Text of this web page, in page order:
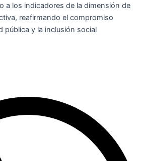
a los indicadores de la dimensión de
reafirmando el compromiso
pública y la inclusión social